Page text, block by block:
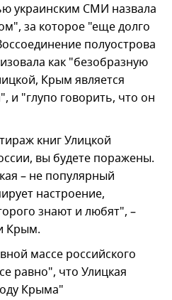
украинским СМИ назвала
за которое "еще долго
полуострова
как "безобразную
Крым является
и "глупо говорить, что он
книг Улицкой
вы будете поражены.
– не популярный
настроение,
знают и любят", –
Крым.
массе российского
равно", что Улицкая
Крыма"